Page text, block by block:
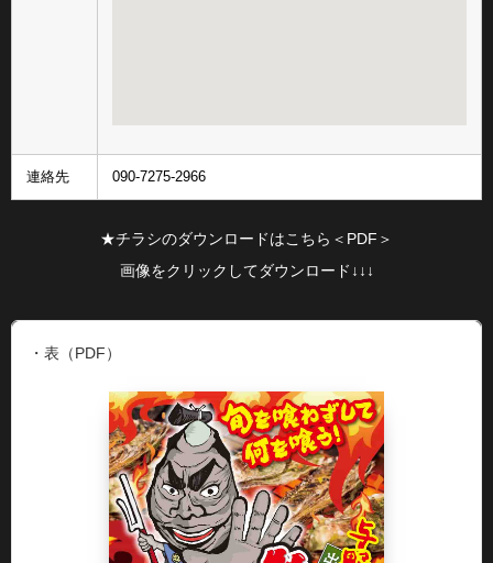
連絡先 090-7275-2966
★チラシのダウンロードはこちら＜PDF＞
画像をクリックしてダウンロード↓↓↓
・表（PDF）